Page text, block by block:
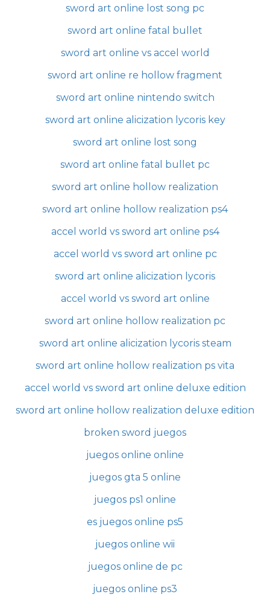
sword art online lost song pc
sword art online fatal bullet
sword art online vs accel world
sword art online re hollow fragment
sword art online nintendo switch
sword art online alicization lycoris key
sword art online lost song
sword art online fatal bullet pc
sword art online hollow realization
sword art online hollow realization ps4
accel world vs sword art online ps4
accel world vs sword art online pc
sword art online alicization lycoris
accel world vs sword art online
sword art online hollow realization pc
sword art online alicization lycoris steam
sword art online hollow realization ps vita
accel world vs sword art online deluxe edition
sword art online hollow realization deluxe edition
broken sword juegos
juegos online online
juegos gta 5 online
juegos ps1 online
es juegos online ps5
juegos online wii
juegos online de pc
juegos online ps3